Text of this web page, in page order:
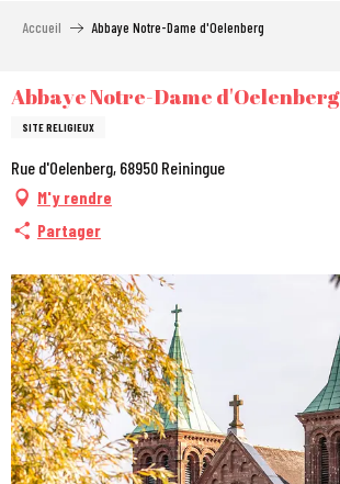
principal
Accueil Abbaye Notre-Dame d'Oelenberg
Abbaye Notre-Dame d'Oelenberg
SITE RELIGIEUX
Rue d'Oelenberg, 68950 Reiningue
M'y rendre
Partager